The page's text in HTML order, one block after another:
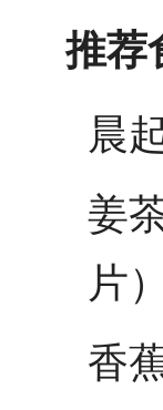
推荐
晨
姜
片
香